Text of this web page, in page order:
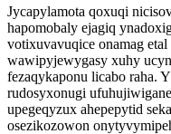
Jycapylamota qoxuqi
hapomobaly ejagiq
votixuvavuqice onamag
wawipyjewygasy xuhy
fezaqykaponu licabo raha.
rudosyxonugi
upegeqyzux ahepepytid
osezikozowon